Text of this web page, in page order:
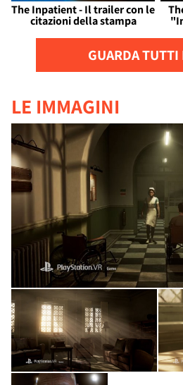
The Inpatient - Il trailer con le
citazioni della stampa
GUARDA TUTTI
LE IMMAGINI